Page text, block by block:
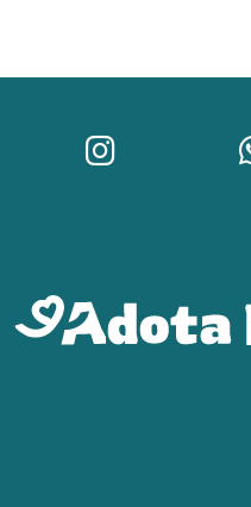
Instagram do